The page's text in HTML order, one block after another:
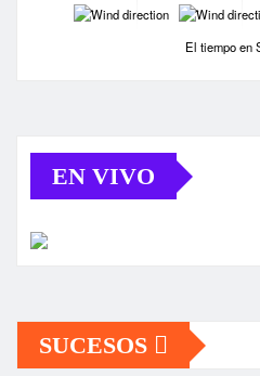
-
-
El tiempo en
EN VIVO
SUCESOS